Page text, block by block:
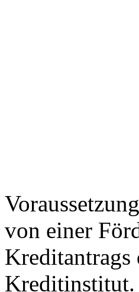
von einer
Kreditantrags
Kreditinstitut.